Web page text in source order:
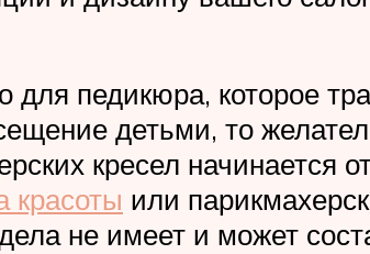
педикюра, которое
детьми, то
кресел начинается
красоты или
не имеет и может